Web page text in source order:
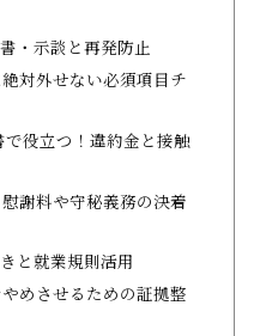
・示談と再発防止
対外せない必須項目チ
役立つ！違約金と接触
謝料や守秘義務の決着
と就業規則活用
めさせるための証拠整